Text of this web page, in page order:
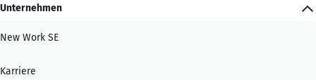
Unternehmen
New Work SE
Karriere